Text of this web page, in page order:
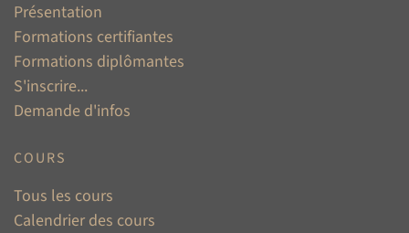
Présentation
Formations certifiantes
Formations diplômantes
S'inscrire...
Demande d'infos
COURS
Tous les cours
Calendrier des cours